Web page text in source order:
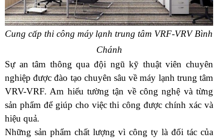
Cung cấp thi công máy lạnh trung tâm VRF-VRV Bình
Chánh
Sự an tâm thông qua đội ngũ kỹ thuật viên chuyên
nghiệp được đào tạo chuyên sâu về máy lạnh trung tâm
VRV-VRF. Am hiểu tường tận về công nghệ và từng
sản phẩm để giúp cho việc thi công được chính xác và
hiệu quả.
Những sản phẩm chất lượng vì công ty là đối tác của